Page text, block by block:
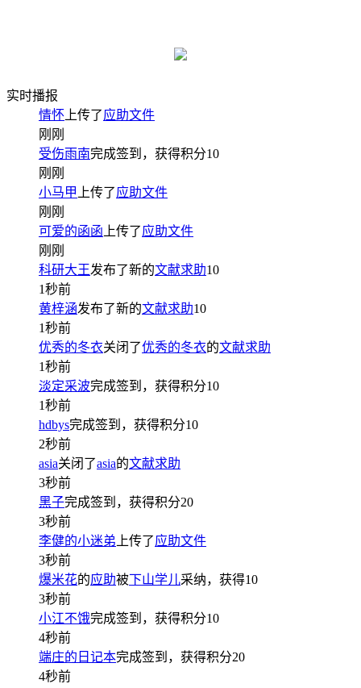
实时播报
情怀 上传了应助文件
刚刚
受伤雨南完成签到，获得积分10
刚刚
小马甲 上传了应助文件
刚刚
可爱的函函 上传了应助文件
刚刚
科研大王发布了新的文献求助10
1秒前
黄梓涵发布了新的文献求助10
1秒前
优秀的冬衣关闭了优秀的冬衣的文献求助
1秒前
淡定采波完成签到，获得积分10
1秒前
hdbys完成签到，获得积分10
2秒前
asia关闭了asia的文献求助
3秒前
黑子完成签到，获得积分20
3秒前
李健的小迷弟 上传了应助文件
3秒前
爆米花的应助被下山学儿采纳，获得10
3秒前
小江不饿完成签到，获得积分10
4秒前
端庄的日记本完成签到，获得积分20
4秒前